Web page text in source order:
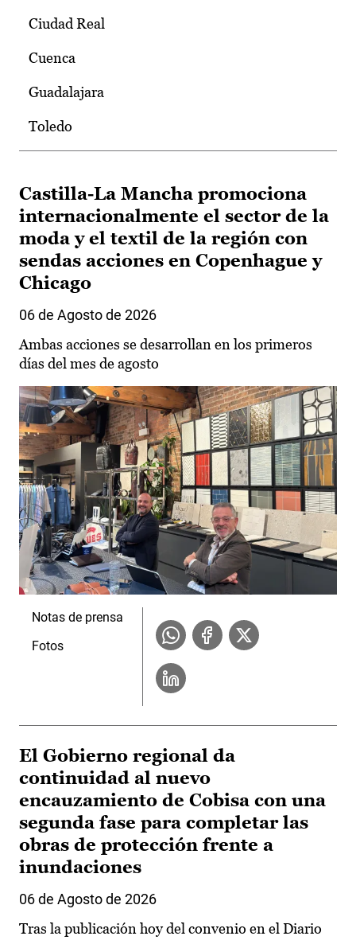
Ciudad Real
Cuenca
Guadalajara
Toledo
Castilla-La Mancha promociona
internacionalmente el sector de la
moda y el textil de la región con
sendas acciones en Copenhague y
Chicago
06 de Agosto de 2026
Ambas acciones se desarrollan en los primeros
días del mes de agosto
Notas de prensa
Fotos
El Gobierno regional da
continuidad al nuevo
encauzamiento de Cobisa con una
segunda fase para completar las
obras de protección frente a
inundaciones
06 de Agosto de 2026
Tras la publicación hoy del convenio en el Diario